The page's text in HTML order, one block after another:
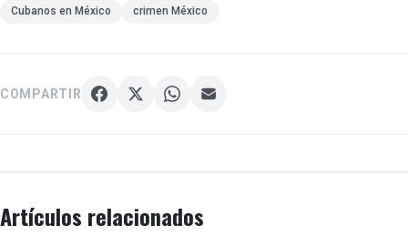
Cubanos en México crimen México
COMPARTIR
Artículos relacionados